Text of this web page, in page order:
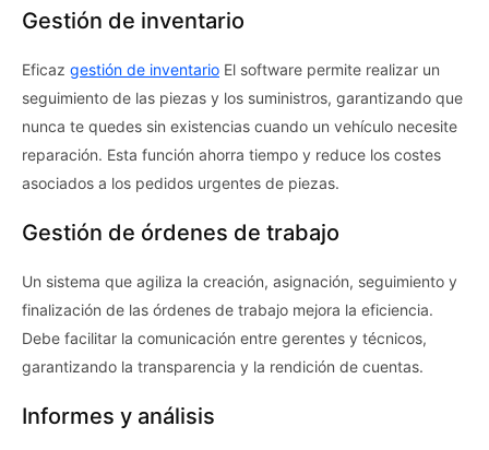
Gestión de inventario
Eficaz gestión de inventario El software permite realizar un
seguimiento de las piezas y los suministros, garantizando que
nunca te quedes sin existencias cuando un vehículo necesite
reparación. Esta función ahorra tiempo y reduce los costes
asociados a los pedidos urgentes de piezas.
Gestión de órdenes de trabajo
Un sistema que agiliza la creación, asignación, seguimiento y
finalización de las órdenes de trabajo mejora la eficiencia.
Debe facilitar la comunicación entre gerentes y técnicos,
garantizando la transparencia y la rendición de cuentas.
Informes y análisis